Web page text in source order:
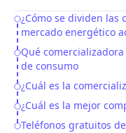
Table of Contents
¿Cómo se dividen las
mercado energético
Qué
de consumo
¿Cuál es la
¿Cuál es la mejor
Teléfonos gratuitos